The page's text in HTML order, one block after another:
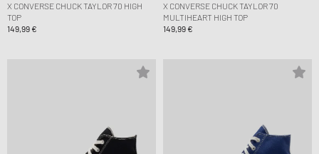
X CONVERSE CHUCK TAYLOR 70 HIGH
TOP
149,99 €
X CONVERSE CHUCK TAYLOR 70
MULTIHEART HIGH TOP
149,99 €